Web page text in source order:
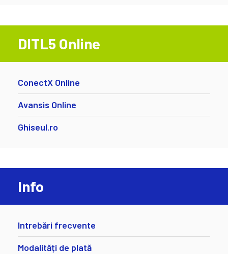
DITL5 Online
ConectX Online
Avansis Online
Ghiseul.ro
Info
Intrebări frecvente
Modalități de plată